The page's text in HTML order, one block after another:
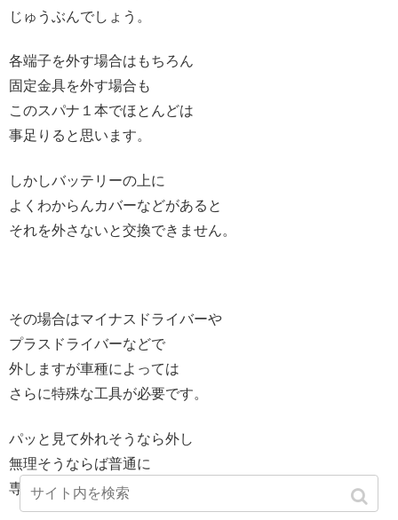
じゅうぶんでしょう。
各端子を外す場合はもちろん
固定金具を外す場合も
このスパナ１本でほとんどは
事足りると思います。
しかしバッテリーの上に
よくわからんカバーなどがあると
それを外さないと交換できません。
その場合はマイナスドライバーや
プラスドライバーなどで
外しますが車種によっては
さらに特殊な工具が必要です。
パッと見て外れそうなら外し
無理そうならば普通に
専門の方にやってもらいましょう。